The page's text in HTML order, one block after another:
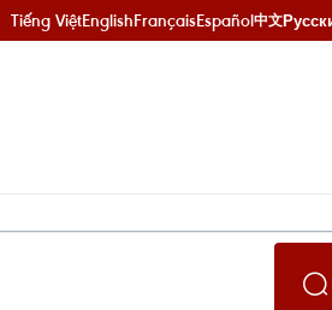
Tiếng ViệtEnglishFrançaisEspañol中文